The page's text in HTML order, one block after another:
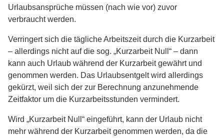
Urlaubsansprüche müssen (nach wie vor) zuvor
verbraucht werden.
Verringert sich die tägliche Arbeitszeit durch die Kurzarbeit
– allerdings nicht auf die sog. „Kurzarbeit Null“ – dann
kann auch Urlaub während der Kurzarbeit gewährt und
genommen werden. Das Urlaubsentgelt wird allerdings
gekürzt, weil sich der zur Berechnung anzunehmende
Zeitfaktor um die Kurzarbeitsstunden vermindert.
Wird „Kurzarbeit Null“ eingeführt, kann der Urlaub nicht
mehr während der Kurzarbeit genommen werden, da die